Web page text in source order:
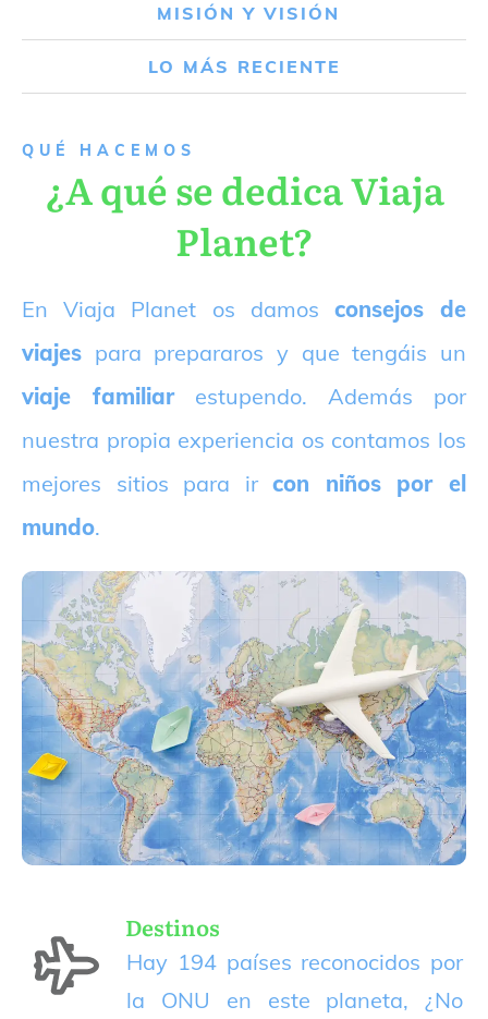
MISIÓN Y VISIÓN
LO MÁS RECIENTE
QUÉ HACEMOS
¿A qué se dedica Viaja
Planet?
En Viaja Planet os damos consejos de
viajes para prepararos y que tengáis un
viaje familiarestupendo. Además por
nuestra propia experiencia os contamos los
mejores sitios para ircon niños por el
mundo.
Destinos
Hay 194 países reconocidos por
la ONU en este planeta, ¿No